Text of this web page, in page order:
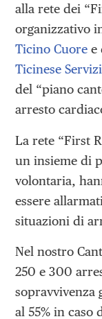
alla rete dei
organizzativo
Ticino Cuore e
Ticinese
del “piano
arresto
La rete “First
un insieme di
volontaria,
essere
situazioni di
Nel nostro
250 e 300
sopravvivenza
al 55% in caso